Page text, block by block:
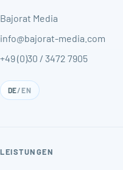
Bajorat Media
info@bajorat-media.com
+49 (0)30 / 3472 7905
DE/EN
LEISTUNGEN